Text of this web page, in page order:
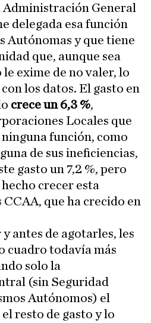
Administración General
delegada esa función
Autónomas y que tiene
que, aunque sea
exime de no valer, lo
los datos. El gasto en
crece un 6,3 %,
Locales que
función, como
de sus ineficiencias,
gasto un 7,2 %, pero
crecer esta
que ha crecido en
antes de agotarles, les
cuadro todavía más
solo la
(sin Seguridad
Autónomos) el
resto de gasto y lo